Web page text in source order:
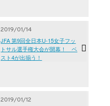
2019/01/14
JFA 第9回全日本U-15女子フッ
トサル選手権大会が開幕！ ベ
スト4が出揃う！
2019/01/12